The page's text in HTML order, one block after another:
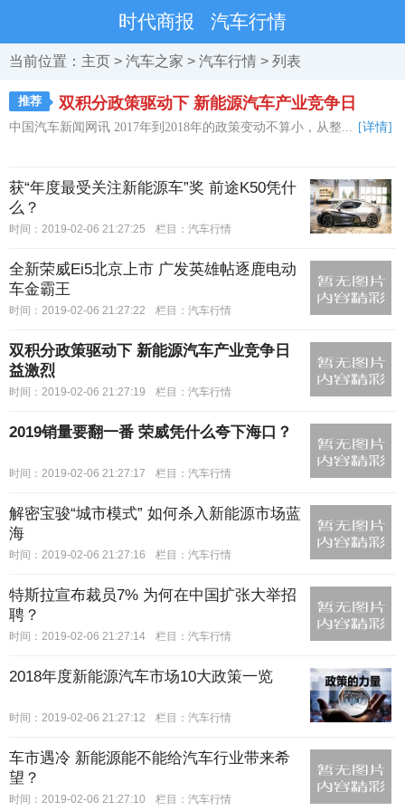
时代商报 汽车行情
当前位置： 主页 > 汽车之家 > 汽车行情 > 列表
推荐 双积分政策驱动下 新能源汽车产业竞争日
中国汽车新闻网讯 2017年到2018年的政策变动不算小，从整... [详情]
获“年度最受关注新能源车”奖 前途K50凭什
么？
时间：2019-02-06 21:27:25 栏目： 汽车行情
全新荣威Ei5北京上市 广发英雄帖逐鹿电动
车金霸王
时间：2019-02-06 21:27:22 栏目： 汽车行情
双积分政策驱动下 新能源汽车产业竞争日
益激烈
时间：2019-02-06 21:27:19 栏目： 汽车行情
2019销量要翻一番 荣威凭什么夸下海口？
时间：2019-02-06 21:27:17 栏目： 汽车行情
解密宝骏“城市模式” 如何杀入新能源市场蓝
海
时间：2019-02-06 21:27:16 栏目： 汽车行情
特斯拉宣布裁员7% 为何在中国扩张大举招
聘？
时间：2019-02-06 21:27:14 栏目： 汽车行情
2018年度新能源汽车市场10大政策一览
时间：2019-02-06 21:27:12 栏目： 汽车行情
车市遇冷 新能源能不能给汽车行业带来希
望？
时间：2019-02-06 21:27:10 栏目： 汽车行情